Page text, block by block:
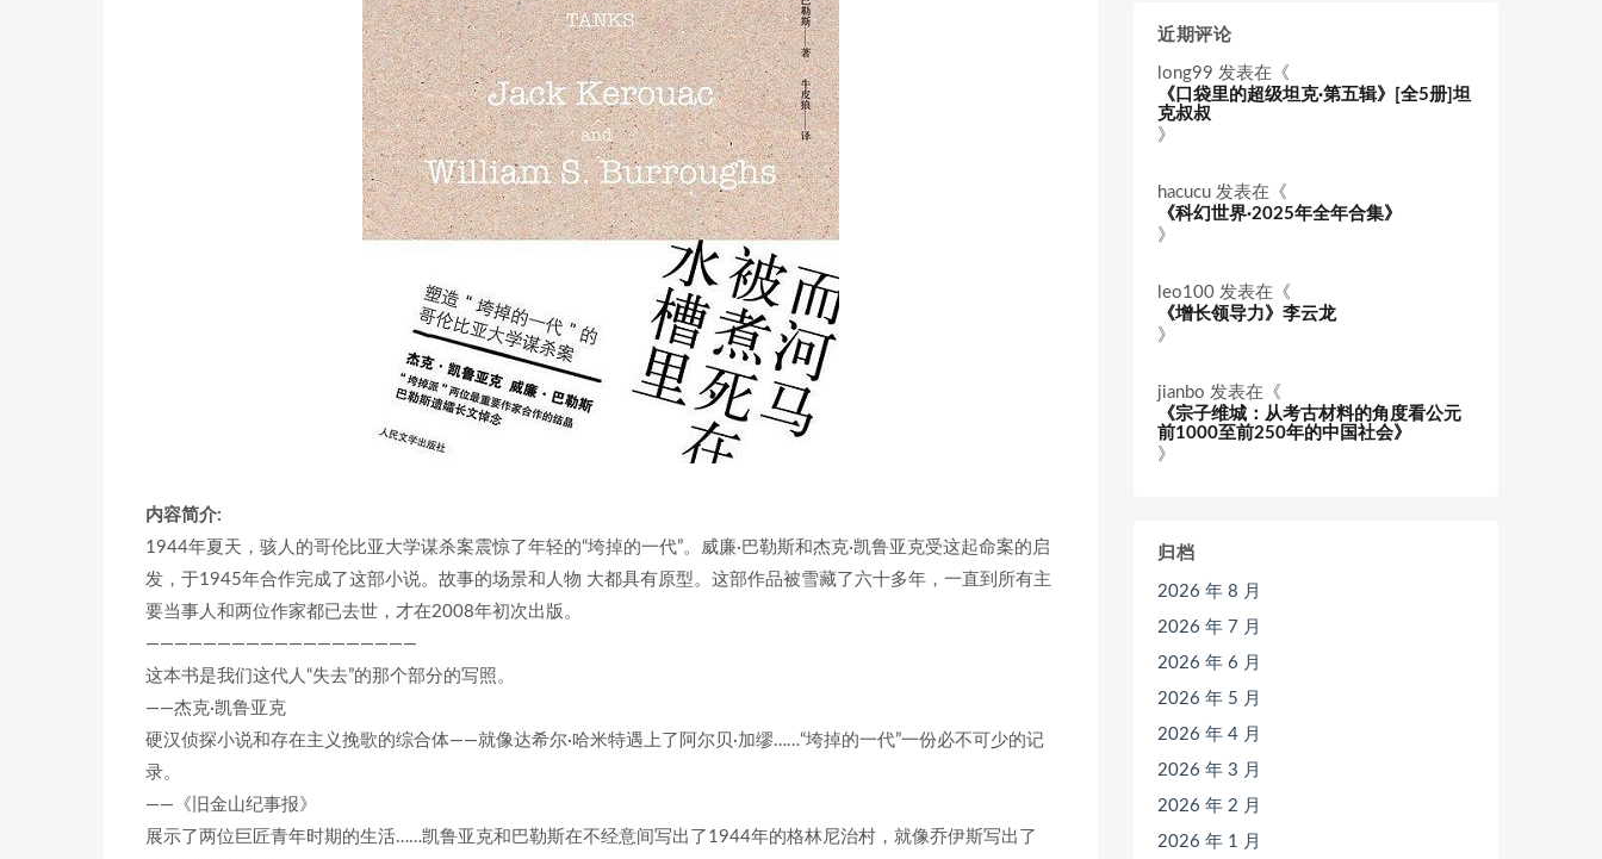
内容简介:
1944年夏天，骇人的哥伦比亚大学谋杀案震惊了年轻的“垮掉的一代”。威廉·巴勒斯和杰克·凯鲁亚克受这起命案的启
发，于1945年合作完成了这部小说。故事的场景和人物 大都具有原型。这部作品被雪藏了六十多年，一直到所有主
要当事人和两位作家都已去世，才在2008年初次出版。
———————————————————
这本书是我们这代人“失去”的那个部分的写照。
——杰克·凯鲁亚克
硬汉侦探小说和存在主义挽歌的综合体——就像达希尔·哈米特遇上了阿尔贝·加缪……“垮掉的一代”一份必不可少的记
录。
——《旧金山纪事报》
展示了两位巨匠青年时期的生活……凯鲁亚克和巴勒斯在不经意间写出了1944年的格林尼治村，就像乔伊斯写出了
近期评论
long99 发表在《
《口袋里的超级坦克·第五辑》[全5册]坦
克叔叔
》
hacucu 发表在《
《科幻世界·2025年全年合集》
》
leo100 发表在《
《增长领导力》李云龙
》
jianbo 发表在《
《宗子维城：从考古材料的角度看公元
前1000至前250年的中国社会》
》
归档
2026 年 8 月
2026 年 7 月
2026 年 6 月
2026 年 5 月
2026 年 4 月
2026 年 3 月
2026 年 2 月
2026 年 1 月